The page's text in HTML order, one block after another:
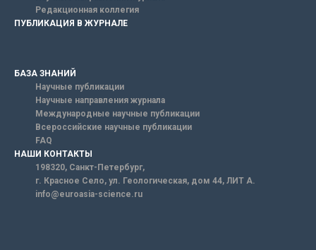
Редакционная коллегия
ПУБЛИКАЦИЯ В ЖУРНАЛЕ
БАЗА ЗНАНИЙ
Научные публикации
Научные направления журнала
Международные научные публикации
Всероссийские научные публикации
FAQ
НАШИ КОНТАКТЫ
198320, Санкт-Петербург,
г. Красное Село, ул. Геологическая, дом 44, ЛИТ А.
info@euroasia-science.ru